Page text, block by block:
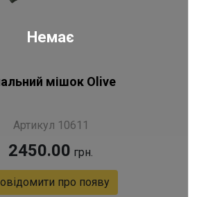
Немає
мішок Olive
Артикул 10611
2450.00 грн.
про появу